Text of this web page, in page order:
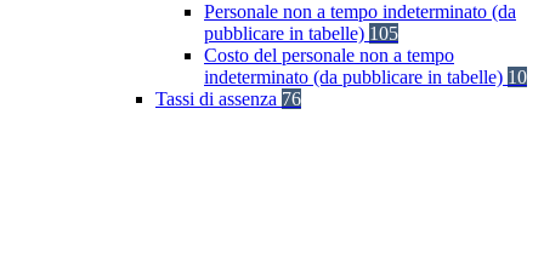
Personale non a tempo indeterminato (da
pubblicare in tabelle) 105
Costo del personale non a tempo
indeterminato (da pubblicare in tabelle) 10
Tassi di assenza 76